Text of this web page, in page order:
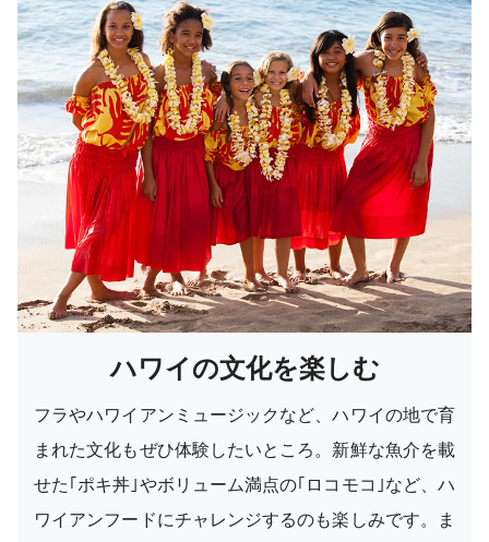
ハワイの文化を楽しむ
フラやハワイアンミュージックなど、ハワイの地で育
まれた文化もぜひ体験したいところ。新鮮な魚介を載
せた｢ポキ丼｣やボリューム満点の｢ロコモコ｣など、ハ
ワイアンフードにチャレンジするのも楽しみです。ま